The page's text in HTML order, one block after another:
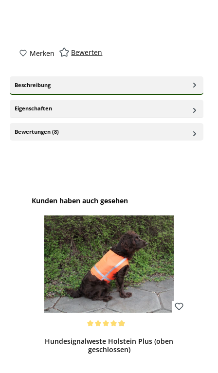
Merken Bewerten
Beschreibung
Eigenschaften
Bewertungen (8)
Produktgalerie überspringen
Kunden haben auch gesehen
Hundesignalweste Holstein Plus (oben
geschlossen)